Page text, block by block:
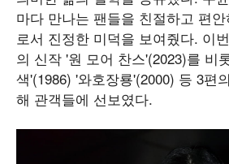
마다 만나는 팬들을 친절하고 편
로서 진정한 미덕을 보여줬다. 이
의 신작 '원 모어 찬스'(2023)를 비
색'(1986) '와호장룡'(2000) 등 3편
해 관객들에 선보였다.